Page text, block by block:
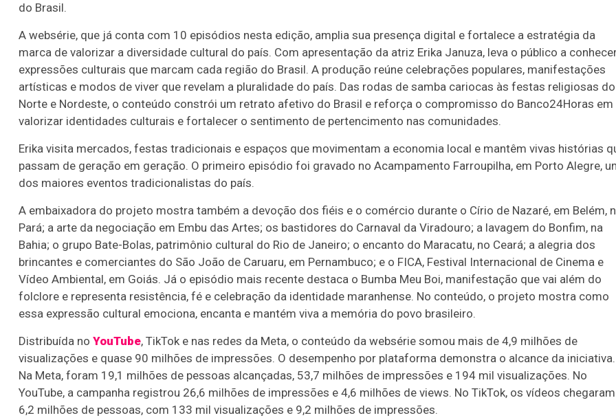
do Brasil.
A websérie, que já conta com 10 episódios nesta edição, amplia sua presença digital e fortalece a estratégia da
marca de valorizar a diversidade cultural do país. Com apresentação da atriz Erika Januza, leva o público a
expressões culturais que marcam cada região do Brasil. A produção reúne celebrações populares, manifestações
artísticas e modos de viver que revelam a pluralidade do país. Das rodas de samba cariocas às festas religiosas do
Norte e Nordeste, o conteúdo constrói um retrato afetivo do Brasil e reforça o compromisso do Banco24Horas em
valorizar identidades culturais e fortalecer o sentimento de pertencimento nas comunidades.
Erika visita mercados, festas tradicionais e espaços que movimentam a economia local e mantêm vivas histórias
passam de geração em geração. O primeiro episódio foi gravado no Acampamento Farroupilha, em Porto Alegre,
dos maiores eventos tradicionalistas do país.
A embaixadora do projeto mostra também a devoção dos fiéis e o comércio durante o Círio de Nazaré, em Belém,
Pará; a arte da negociação em Embu das Artes; os bastidores do Carnaval da Viradouro; a lavagem do Bonfim, na
Bahia; o grupo Bate-Bolas, patrimônio cultural do Rio de Janeiro; o encanto do Maracatu, no Ceará; a alegria dos
brincantes e comerciantes do São João de Caruaru, em Pernambuco; e o FICA, Festival Internacional de Cinema e
Vídeo Ambiental, em Goiás. Já o episódio mais recente destaca o Bumba Meu Boi, manifestação que vai além do
folclore e representa resistência, fé e celebração da identidade maranhense. No conteúdo, o projeto mostra como
essa expressão cultural emociona, encanta e mantém viva a memória do povo brasileiro.
Distribuída no YouTube, TikTok e nas redes da Meta, o conteúdo da websérie somou mais de 4,9 milhões de
visualizações e quase 90 milhões de impressões. O desempenho por plataforma demonstra o alcance da iniciativa.
Na Meta, foram 19,1 milhões de pessoas alcançadas, 53,7 milhões de impressões e 194 mil visualizações. No
YouTube, a campanha registrou 26,6 milhões de impressões e 4,6 milhões de views. No TikTok, os vídeos
6,2 milhões de pessoas, com 133 mil visualizações e 9,2 milhões de impressões.